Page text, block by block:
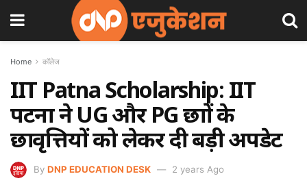
Home कॉलेज
IIT Patna Scholarship: IIT
पटना ने UG और PG छात्रों के
छात्रवृत्तियों को लेकर दी बड़ी अपडेट
By DNP EDUCATION DESK 2 years Ago